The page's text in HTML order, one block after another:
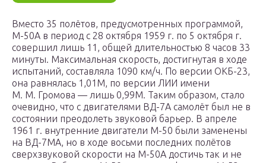
Вместо 35 полётов, предусмотренных программой,
М-50А в период с 28 октября 1959 г. по 5 октября г.
совершил лишь 11, общей длительностью 8 часов 33
минуты. Максимальная скорость, достигнутая в ходе
испытаний, составляла 1090 км/ч. По версии ОКБ-23,
она равнялась 1,01М, по версии ЛИИ имени
М. М. Громова — лишь 0,99М. Таким образом, стало
очевидно, что с двигателями ВД-7А самолёт был не в
состоянии преодолеть звуковой барьер. В апреле
1961 г. внутренние двигатели М-50 были заменены
на ВД-7МА, но в ходе восьми последних полётов
сверхзвуковой скорости на М-50А достичь так и не